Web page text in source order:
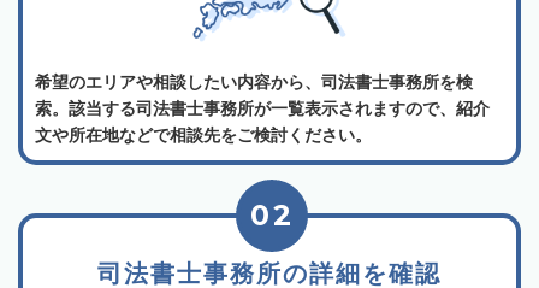
希望のエリアや相談したい内容から、司法書士事務所を検
索。該当する司法書士事務所が一覧表示されますので、紹介
文や所在地などで相談先をご検討ください。
司法書士事務所の詳細を確認
02